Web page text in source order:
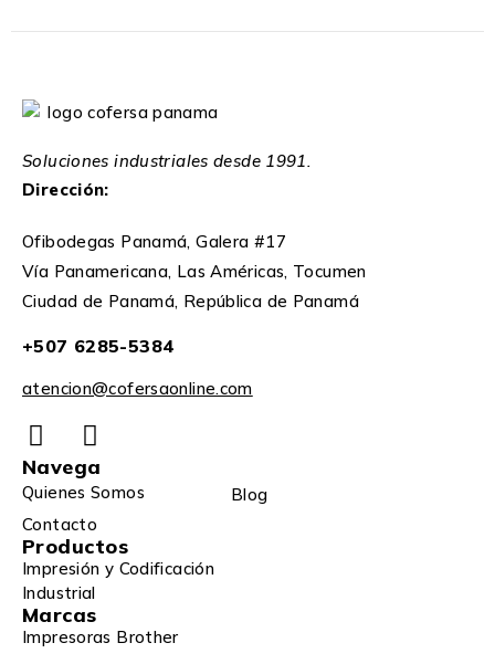
Soluciones industriales desde 1991.
Dirección:
Ofibodegas Panamá, Galera #17
Vía Panamericana, Las Américas, Tocumen
Ciudad de Panamá, República de Panamá
+507 6285-5384
atencion@cofersaonline.com
Navega
Quienes Somos
Blog
Contacto
Productos
Impresión y Codificación
Industrial
Marcas
Impresoras Brother